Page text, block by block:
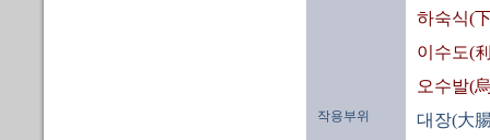
하숙식(
이수도(
오수발(
작용부위 대장(大